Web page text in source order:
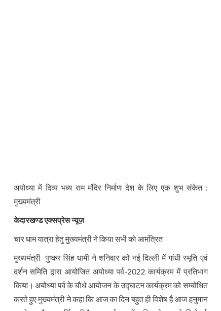
अयोध्या में दिव्य भव्य राम मंदिर निर्माण देश के लिए एक शुभ संकेत :
मुख्यमंत्री
केदारखण्ड एक्सप्रेस न्यूज़
चार धाम यात्रा हेतु मुख्यमंत्री ने किया सभी को आमंत्रित
मुख्यमंत्री पुष्कर सिंह धामी ने शनिवार को नई दिल्ली में गांधी स्मृति एवं
दर्शन समिति द्वारा आयोजित अयोध्या पर्व-2022 कार्यक्रम में प्रतिभाग
किया। अयोध्या पर्व के चौथे आयोजन के उद्घाटन कार्यक्रम को सम्बोधित
करते हुए मुख्यमंत्री ने कहा कि आज का दिन बहुत ही विशेष है आज हनुमान